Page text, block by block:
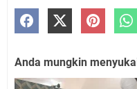
Anda mungkin